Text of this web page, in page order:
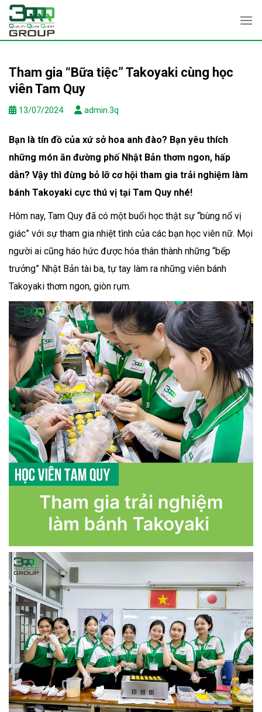
Skip
content
Tham gia “Bữa tiệc” Takoyaki cùng học
viên Tam Quy
13/07/2024 admin.3q
Bạn là tín đồ của xứ sở hoa anh đào? Bạn yêu thích
những món ăn đường phố Nhật Bản thơm ngon, hấp
dẫn? Vậy thì đừng bỏ lỡ cơ hội tham gia trải nghiệm làm
bánh Takoyaki cực thú vị tại Tam Quy nhé!
Hôm nay, Tam Quy đã có một buổi học thật sự “bùng nổ vị
giác” với sự tham gia nhiệt tình của các bạn học viên nữ. Mọi
người ai cũng háo hức được hóa thân thành những “bếp
trưởng” Nhật Bản tài ba, tự tay làm ra những viên bánh
Takoyaki thơm ngon, giòn rụm.